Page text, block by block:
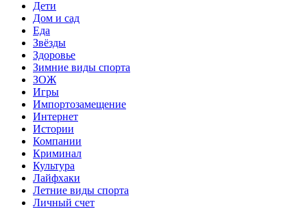
Дети
Дом и сад
Еда
Звёзды
Здоровье
Зимние виды спорта
ЗОЖ
Игры
Импортозамещение
Интернет
Истории
Компании
Криминал
Культура
Лайфхаки
Летние виды спорта
Личный счет